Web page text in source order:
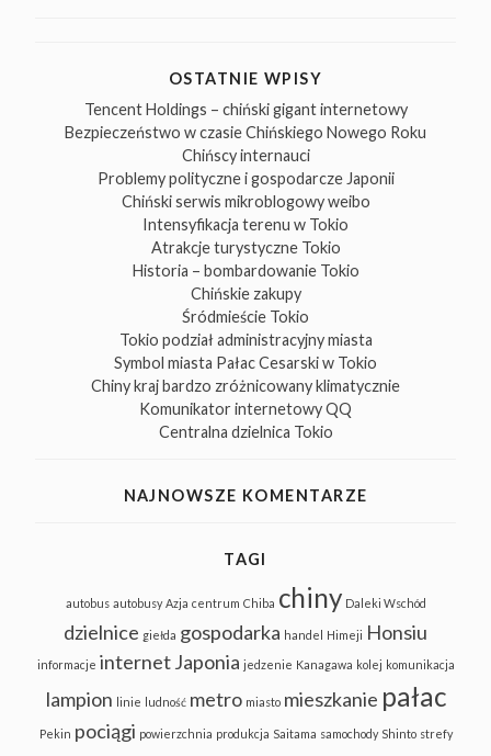
OSTATNIE WPISY
Tencent Holdings – chiński gigant internetowy
Bezpieczeństwo w czasie Chińskiego Nowego Roku
Chińscy internauci
Problemy polityczne i gospodarcze Japonii
Chiński serwis mikroblogowy weibo
Intensyfikacja terenu w Tokio
Atrakcje turystyczne Tokio
Historia – bombardowanie Tokio
Chińskie zakupy
Śródmieście Tokio
Tokio podział administracyjny miasta
Symbol miasta Pałac Cesarski w Tokio
Chiny kraj bardzo zróżnicowany klimatycznie
Komunikator internetowy QQ
Centralna dzielnica Tokio
NAJNOWSZE KOMENTARZE
TAGI
autobus autobusy Azja centrum Chiba chiny Daleki Wschód
dzielnice giełda gospodarka handel Himeji Honsiu
informacje internet Japonia jedzenie Kanagawa kolej komunikacja
lampion linie ludność metro miasto mieszkanie pałac
Pekin pociągi powierzchnia produkcja Saitama samochody Shinto strefy